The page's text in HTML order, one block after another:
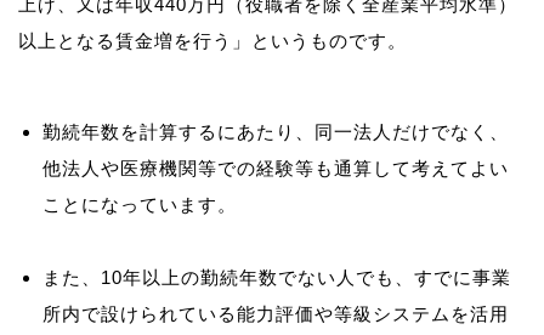
上げ、又は年収440万円（役職者を除く全産業平均水準）
勤続年数を計算するにあたり、同一法人だけでなく、
他法人や医療機関等での経験等も通算して考えてよい
ことになっています。
また、10年以上の勤続年数でない人でも、すでに事業
所内で設けられている能力評価や等級システムを活用